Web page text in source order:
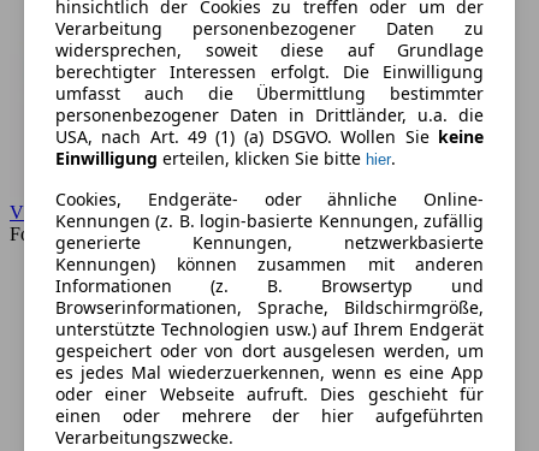
VW
Forum
hinsichtlich der Cookies zu treffen oder um der
Verarbeitung personenbezogener Daten zu
widersprechen, soweit diese auf Grundlage
berechtigter Interessen erfolgt. Die Einwilligung
umfasst auch die Übermittlung bestimmter
personenbezogener Daten in Drittländer, u.a. die
USA, nach Art. 49 (1) (a) DSGVO. Wollen Sie keine
Einwilligung erteilen, klicken Sie bitte hier.
Cookies, Endgeräte- oder ähnliche Online-
Kennungen (z. B. login-basierte Kennungen, zufällig
generierte Kennungen, netzwerkbasierte
Kennungen) können zusammen mit anderen
Informationen (z. B. Browsertyp und
Browserinformationen, Sprache, Bildschirmgröße,
unterstützte Technologien usw.) auf Ihrem Endgerät
gespeichert oder von dort ausgelesen werden, um
es jedes Mal wiederzuerkennen, wenn es eine App
oder einer Webseite aufruft. Dies geschieht für
einen oder mehrere der hier aufgeführten
Verarbeitungszwecke.